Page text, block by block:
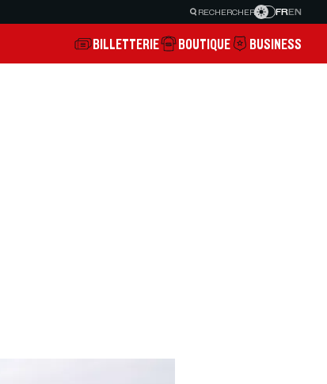
RECHERCHER FREN
BILLETTERIE BOUTIQUE BUSINESS